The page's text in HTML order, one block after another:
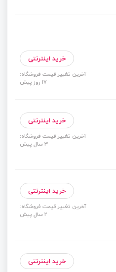
خرید اینترنتی
آخرین تغییر قیمت فروشگاه:
17 روز پیش
خرید اینترنتی
آخرین تغییر قیمت فروشگاه:
3 سال پیش
خرید اینترنتی
آخرین تغییر قیمت فروشگاه:
2 سال پیش
خرید اینترنتی